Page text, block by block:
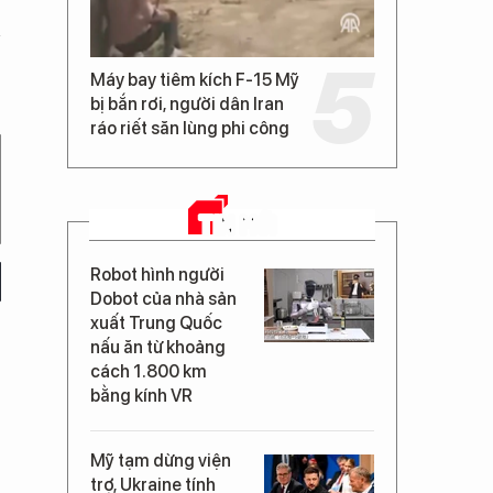
Máy bay tiêm kích F-15 Mỹ
bị bắn rơi, người dân Iran
ráo riết săn lùng phi công
TIN MỚI
Robot hình người
Dobot của nhà sản
xuất Trung Quốc
nấu ăn từ khoảng
cách 1.800 km
bằng kính VR
Mỹ tạm dừng viện
trợ, Ukraine tính